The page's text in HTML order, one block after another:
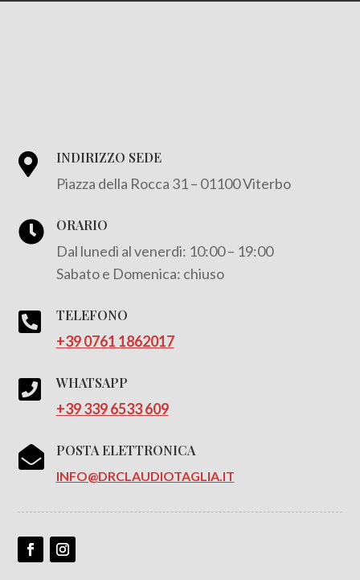
 INDIRIZZO SEDE
Piazza della Rocca 31 – 01100 Viterbo
 ORARIO
Dal lunedì al venerdi: 10:00 – 19:00
Sabato e Domenica: chiuso
 TELEFONO
+39 0761 1862017
 WHATSAPP
+39 339 6533 609
 POSTA ELETTRONICA
INFO@DRCLAUDIOTAGLIA.IT